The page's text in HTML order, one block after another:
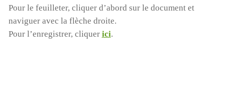
Pour le feuilleter, cliquer d’abord sur le document et
naviguer avec la flèche droite.
Pour l’enregistrer, cliquer ici.